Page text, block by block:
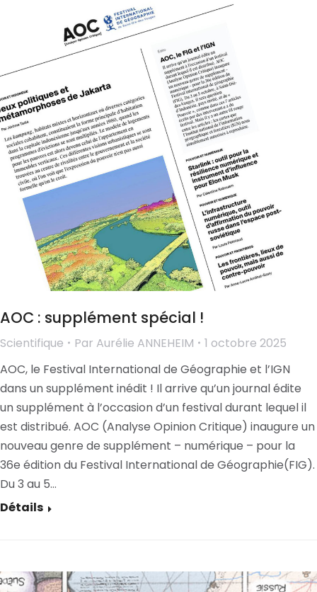
AOC : supplément spécial !
Scientifique Par Aurélie ANNEHEIM
1 octobre 2025
AOC, le Festival International de Géographie et l’IGN
dans un supplément inédit ! Il arrive qu’un journal édite
un supplément à l’occasion d’un festival durant lequel il
est distribué. AOC (Analyse Opinion Critique) inaugure un
nouveau genre de supplément – numérique – pour la
36e édition du Festival International de Géographie(FIG).
Du 3 au 5…
Détails